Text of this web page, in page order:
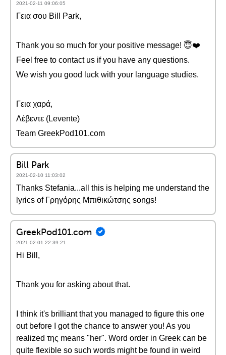
2021-02-11 09:06:05
Γεια σου Bill Park,
Thank you so much for your positive message! 😇❤️️
Feel free to contact us if you have any questions.
We wish you good luck with your language studies.
Γεια χαρά,
Λέβεντε (Levente)
Team GreekPod101.com
Bill Park
2021-02-10 11:03:02
Thanks Stefania...all this is helping me understand the
lyrics of Γρηγόρης Μπιθικώτσης songs!
GreekPod101.com
2021-02-01 22:39:21
Hi Bill,
Thank you for asking about that.
I think it's brilliant that you managed to figure this one
out before I got the chance to answer you! As you
realized της means "her". Word order in Greek can be
quite flexible so such words might be found in weird